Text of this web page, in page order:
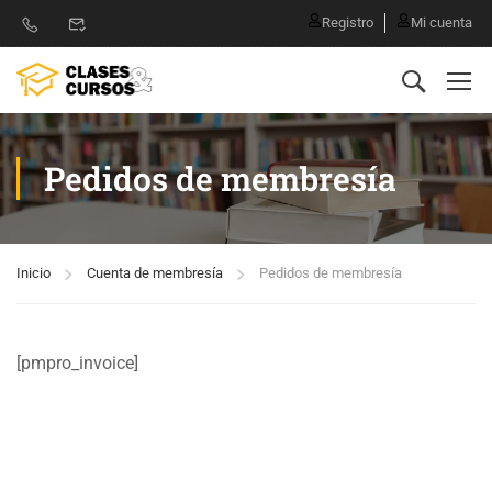
Registro Mi cuenta
Pedidos de membresía
Inicio Cuenta de membresía Pedidos de membresía
[pmpro_invoice]